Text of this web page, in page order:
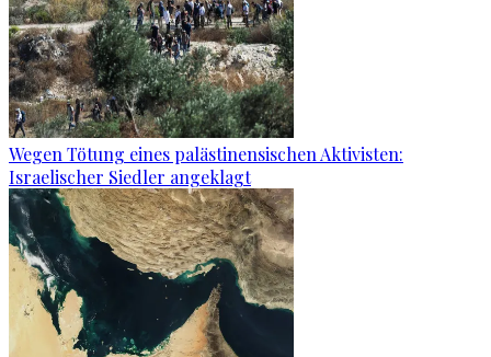
Wegen Tötung eines palästinensischen Aktivisten:
Israelischer Siedler angeklagt